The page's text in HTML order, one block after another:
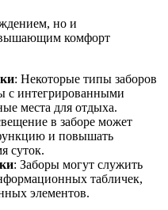
но и
комфорт
: Некоторые типы заборов
с интегрированными
места для отдыха.
в заборе может
и повышать
суток.
: Заборы могут служить
табличек,
элементов.